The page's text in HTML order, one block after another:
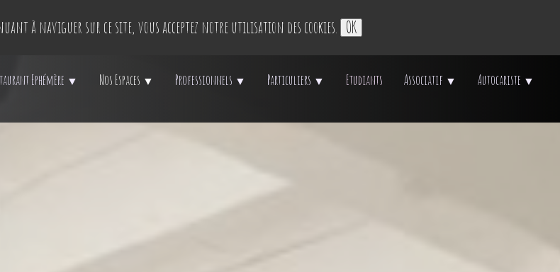
à naviguer sur ce site, vous acceptez notre utilisation des cookies. OK
Ephémère ▼ Nos Espaces ▼ Professionnels ▼ Particuliers ▼ Etudiants Associatif ▼ Autocariste ▼